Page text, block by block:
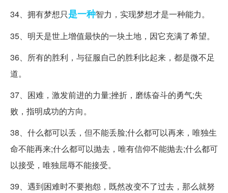
34、拥有梦想只是一种智力，实现梦想才是一种能力。
35、明天是世上增值最快的一块土地，因它充满了希望。
36、所有的胜利，与征服自己的胜利比起来，都是微不足
道。
37、困难，激发前进的力量;挫折，磨练奋斗的勇气;失
败，指明成功的方向。
38、什么都可以丢，但不能丢脸;什么都可以再来，唯独生
命不能再来;什么都可以抛去，唯有信仰不能抛去;什么都可
以接受，唯独屈辱不能接受。
39、遇到困难时不要抱怨，既然改变不了过去，那么就努